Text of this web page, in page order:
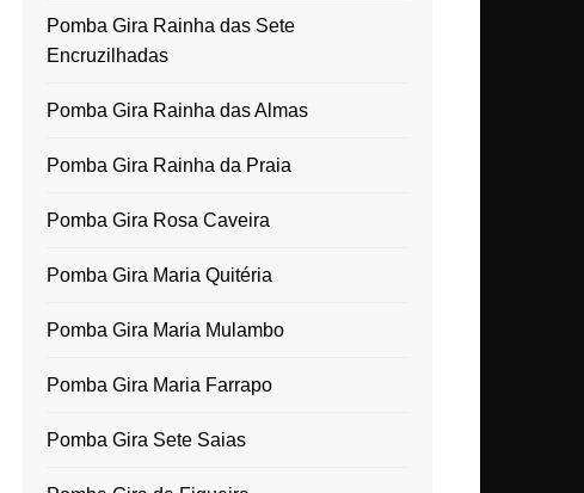
Pomba Gira Rainha das Sete
Encruzilhadas
Pomba Gira Rainha das Almas
Pomba Gira Rainha da Praia
Pomba Gira Rosa Caveira
Pomba Gira Maria Quitéria
Pomba Gira Maria Mulambo
Pomba Gira Maria Farrapo
Pomba Gira Sete Saias